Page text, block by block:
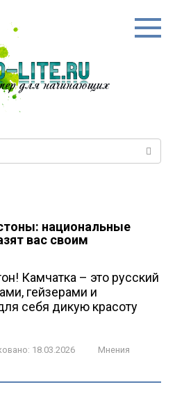
национальные
вас своим
Камчатка – это русский
гейзерами и
себя дикую красоту
18.03.2026
Мнения